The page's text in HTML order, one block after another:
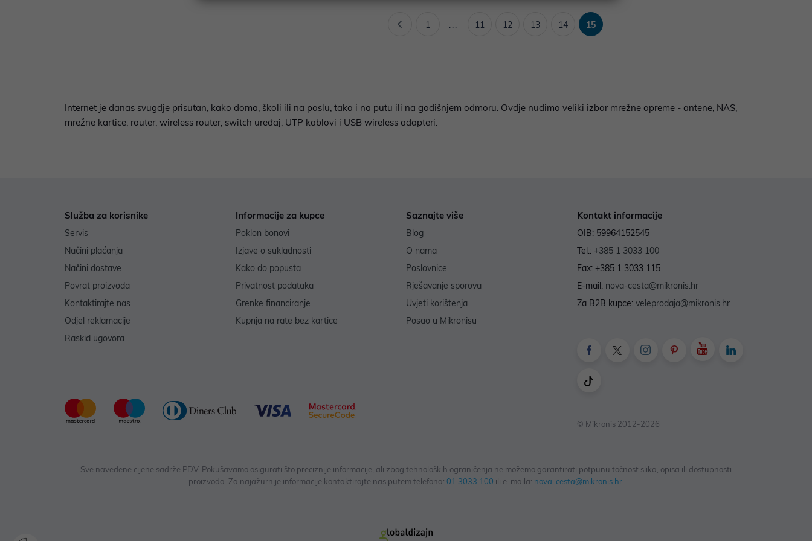
1 ... 11 12 13 14 15
Internet je danas svugdje prisutan, kako doma, školi ili na poslu, tako i na putu ili na godišnjem odmoru. Ovdje nudimo veliki izbor mrežne opreme - antene, NAS,
mrežne kartice, router, wireless router, switch uređaj, UTP kablovi i USB wireless adapteri.
Služba za korisnike
Servis
Načini plaćanja
Načini dostave
Povrat proizvoda
Kontaktirajte nas
Odjel reklamacije
Raskid ugovora
Informacije za kupce
Poklon bonovi
Izjave o sukladnosti
Kako do popusta
Privatnost podataka
Grenke financiranje
Kupnja na rate bez kartice
Saznajte više
Blog
O nama
Poslovnice
Rješavanje sporova
Uvjeti korištenja
Posao u Mikronisu
Kontakt informacije
OIB: 59964152545
Tel.: +385 1 3033 100
Fax: +385 1 3033 115
E-mail: nova-cesta@mikronis.hr
Za B2B kupce: veleprodaja@mikronis.hr
© Mikronis 2012-2026
Sve navedene cijene sadrže PDV. Pokušavamo osigurati što preciznije informacije, ali zbog tehnoloških ograničenja ne možemo garantirati potpunu točnost slika, opisa ili dostupnosti
proizvoda. Za najažurnije informacije kontaktirajte nas putem telefona: 01 3033 100 ili e-maila: nova-cesta@mikronis.hr.